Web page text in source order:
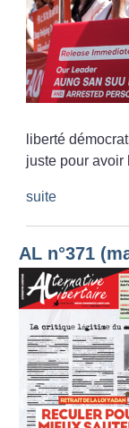
liberté
juste pour avoir
suite
AL n°371